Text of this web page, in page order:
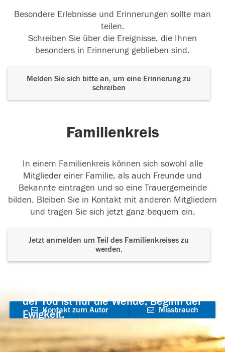
Besondere Erlebnisse und Erinnerungen sollte man
teilen.
Schreiben Sie über die Ereignisse, die Ihnen
besonders in Erinnerung geblieben sind.
Melden Sie sich bitte an, um eine Erinnerung zu
schreiben
Familienkreis
In einem Familienkreis können sich sowohl alle
Mitglieder einer Familie, als auch Freunde und
Bekannte eintragen und so eine Trauergemeinde
bilden. Bleiben Sie in Kontakt mit anderen Mitgliedern
und tragen Sie sich jetzt ganz bequem ein.
Jetzt anmelden um Teil des Familienkreises zu
werden.
der Tod ist nur die Wende, Beginn der
Ewigkeit.
Kontakt zum Autor
aufnehmen
Missbrauch